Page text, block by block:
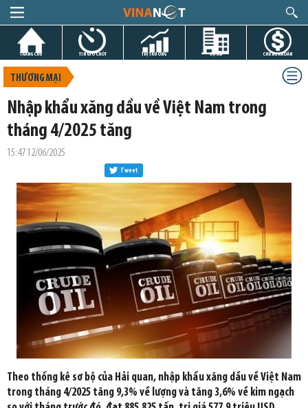
TRANG CHỦ TIN GIỜ CHÓT THỊ TRƯỜNG DỰ ÁN CHỨNG KHOÁN
THƯƠNG MẠI
Nhập khẩu xăng dầu về Việt Nam trong
tháng 4/2025 tăng
15:47 12/06/2025
Tweet
Theo thống kê sơ bộ của Hải quan, nhập khẩu xăng dầu về Việt Nam
trong tháng 4/2025 tăng 9,3% về lượng và tăng 3,6% về kim ngạch